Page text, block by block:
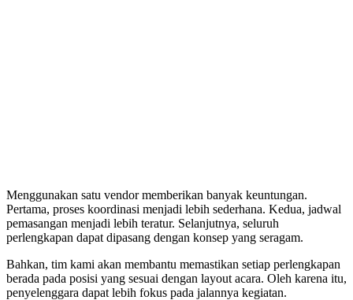
Menggunakan satu vendor memberikan banyak keuntungan.
Pertama, proses koordinasi menjadi lebih sederhana. Kedua, jadwal
pemasangan menjadi lebih teratur. Selanjutnya, seluruh
perlengkapan dapat dipasang dengan konsep yang seragam.
Bahkan, tim kami akan membantu memastikan setiap perlengkapan
berada pada posisi yang sesuai dengan layout acara. Oleh karena itu,
penyelenggara dapat lebih fokus pada jalannya kegiatan.